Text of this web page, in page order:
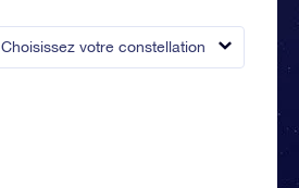
Choisissez votre constellation